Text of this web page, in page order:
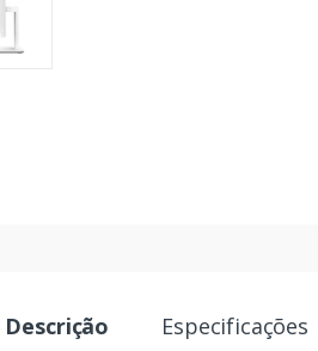
Descrição Especificações